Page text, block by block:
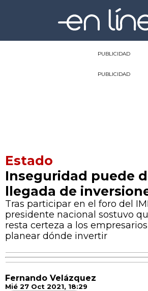
PUBLICIDAD
PUBLICIDAD
Estado
Inseguridad puede
llegada de
Tras participar en el foro del
presidente nacional sostuvo
resta certeza a los
planear dónde invertir
Fernando Velázquez
Mié 27 Oct 2021, 18:29